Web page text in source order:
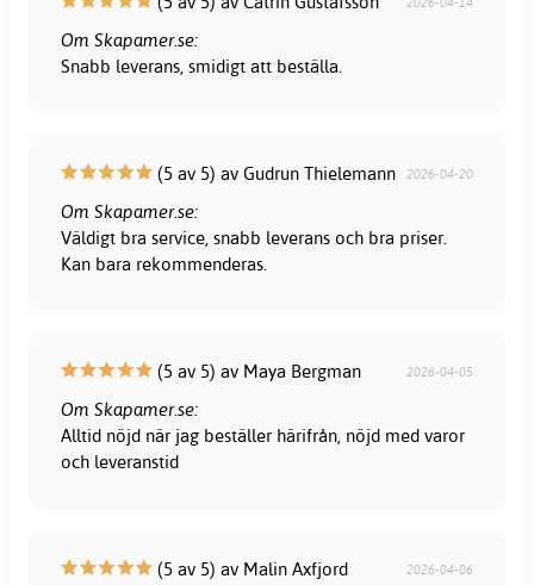
Om Skapamer.se:
Snabb leverans, smidigt att beställa.
(5 av 5) av Gudrun Thielemann 2026-04-20
Om Skapamer.se:
Väldigt bra service, snabb leverans och bra priser.
Kan bara rekommenderas.
(5 av 5) av Maya Bergman 2026-04-05
Om Skapamer.se:
Alltid nöjd när jag beställer härifrån, nöjd med varor
och leveranstid
(5 av 5) av Malin Axfjord 2026-04-06